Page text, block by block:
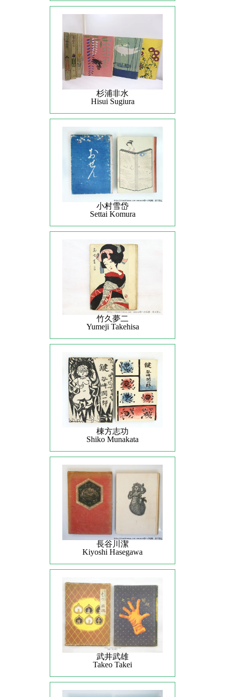
杉浦非水
Hisui Sugiura
小村雪岱
Settai Komura
竹久夢二
Yumeji Takehisa
棟方志功
Shiko Munakata
長谷川潔
Kiyoshi Hasegawa
武井武雄
Takeo Takei